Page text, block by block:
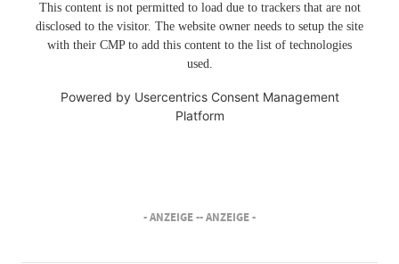
This content is not permitted to load due to trackers that are not
disclosed to the visitor. The website owner needs to setup the site
with their CMP to add this content to the list of technologies
used.
Powered by Usercentrics Consent Management
Platform
- ANZEIGE -- ANZEIGE -